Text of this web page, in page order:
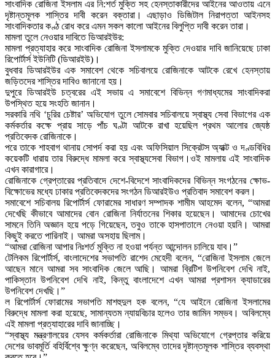
সাংবাদিক রোজিনা ইসলাম এর নি:শর্ত মুক্তি সহ হেনস্তাকারীদের আইনের আওতায় এনে
দৃষ্টান্তমূলক শাস্তির দাবী করেন বক্তারা। এছাড়াও ডিজিটাল নিরাপত্তা আইনসহ
সাংবাদিকতার কণ্ঠ রোধ করে এমন সকল কালো আইনের বিলুপ্তি দাবী করেন তারা।
মামলা তুলে নেওয়ার দাবিতে ডিআরইউর:
মামলা প্রত্যাহার করে সাংবাদিক রোজিনা ইসলামকে মুক্তি দেওয়ার দাবি জানিয়েছে ঢাকা
রিপোর্টার্স ইউনিটি (ডিআরইউ)।
বুধবার ডিআরইউর এক সমাবেশ থেকে সচিবালয়ে রোজিনাকে আটকে রেখে হেনস্তায়
জড়িতদের শাস্তির দাবিও জানানো হয়।
দুপুরে ডিআরইউ চত্বরের এই সভায় এ সমাবেশে বিভিন্ন গণমাধ্যমের সাংবাদিকরা
উপস্থিত হয়ে সংহতি জানান।
সরকারি নথি ‘চুরির চেষ্টার’ অভিযোগ তুলে সোমবার সচিবালয়ে স্বাস্থ্য সেবা বিভাগের এক
কর্মকর্তার কক্ষে প্রায় সাড়ে পাঁচ ঘণ্টা আটকে রাখা হয়েছিল প্রথম আলোর জ্যেষ্ঠ
প্রতিবেদক রোজিনাকে।
পরে তাকে শাহবাগ থানায় সোপর্দ করা হয় এবং অফিসিয়াল সিক্রেটস অ্যাক্ট ও দণ্ডবিধির
কয়েকটি ধারায় তার বিরুদ্ধে মামলা করে স্বাস্থ্যসেবা বিভাগ।ওই মামলায় এই সাংবাদিক
এখন কারাগারে।
রোজিনাকে গ্রেপ্তারের প্রতিবাদে দেশে-বিদেশে সাংবাদিকদের বিভিন্ন সংগঠনের ক্ষোভ-
বিক্ষোভের মধ্যে ঢাকার প্রতিবেদকদের সংগঠন ডিআরইউও প্রতিবাদ সমাবেশ করল।
সমাবেশে সচিবালয় রিপোর্টার্স ফোরামের সাধারণ সম্পাদক শামীম আহমেদ বলেন, “আমরা
দেখেছি কীভাবে আমাদের বোন রোজিনা নির্যাতনের শিকার হয়েছেন। আমাদের চোখের
সামনে তিনি অজ্ঞান হয়ে পড়ে গিয়েছেন, তবুও তাকে হাসপাতালে নেওয়া হয়নি। আমরা
কিছুই করতে পারিনাই। আমরা অসহায় ছিলাম।
“আমরা রোজিনা আপার নিঃশর্ত মুক্তি না হওয়া পর্যন্ত আন্দোলন চালিয়ে যাব।”
টেলিকম রিপোর্টার্স, বাংলাদেশের সভাপতি রাশেদ মেহেদী বলেন, “রোজিনা ইসলাম জেলে
আছেন মানে আমরা সব সাংবাদিক জেলে আছি। আমরা ব্রিটিশ উপনিবেশ দেখি নাই,
পাকিস্তান উপনিবেশ দেখি নাই, কিন্তু বাংলাদেশে এখন আমরা প্রশাসন ক্যাডারের
উপনিবেশ দেখছি।”
ল রিপোর্টার্স ফোরামের সভাপতি মাশহুদুল হক বলেন, “যে আইনে রোজিনা ইসলামের
বিরুদ্ধে মামলা করা হয়েছে, সামান্যতম ন্যায়বিচার হলেও তার জামিন সম্ভব। অবিলম্বে
এই মামলা প্রত্যাহারের দাবি জানাচ্ছি।
“স্বাস্থ্য মন্ত্রণালয়ের যেসব কর্মকর্তারা রোজিনাকে মিথ্যা অভিযোগে গ্রেপ্তার করিয়ে
দেশের ভাবমূর্তি বহির্বিশ্বে ক্ষুণ্ন করেছেন, অবিলম্বে তাদের দৃষ্টান্তমূলক শাস্তির ব্যবস্থা